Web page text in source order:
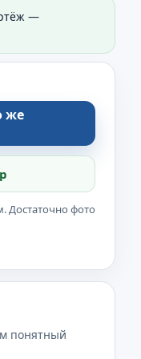
—
же
Достаточно фото
понятный